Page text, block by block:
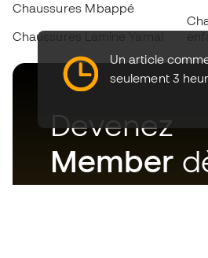
Un article
seulement 3
Chaussures Mbappé
Chaussures Lamine Yamal
Devenez
Member